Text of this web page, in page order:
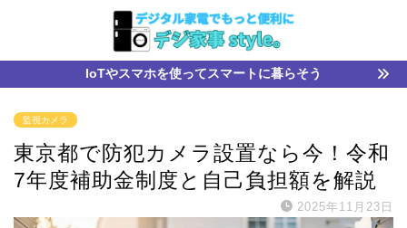
IoTやスマホを使ってスマートに暮らそう
監視カメラ
東京都で防犯カメラ設置なら今！令和
7年度補助金制度と自己負担額を解説
2025年11月23日